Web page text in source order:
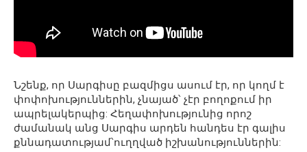
Նշենք, որ Սարգիսը բազմիցս ասում էր, որ կողմ է
փոփոխություններին, չնայած՝ չէր բողոքում իր
ապրելակերպից: Հեղափոխությունից որոշ
ժամանակ անց Սարգիս արդեն հանդես էր գալիս
քննադատությամ՝ուղղված իշխանություններին: